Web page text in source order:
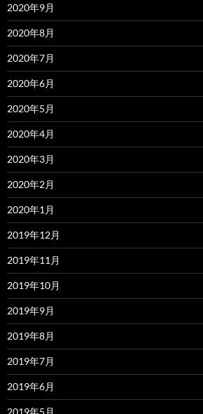
2020年9月
2020年8月
2020年7月
2020年6月
2020年5月
2020年4月
2020年3月
2020年2月
2020年1月
2019年12月
2019年11月
2019年10月
2019年9月
2019年8月
2019年7月
2019年6月
2019年5月